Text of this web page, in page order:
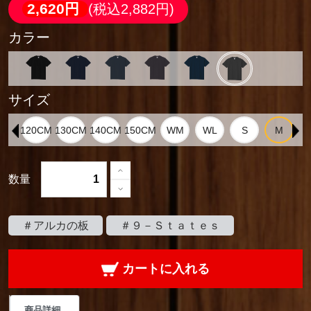
2,620円
(税込2,882円)
カラー
サイズ
数量
＃アルカの板 ＃９－Ｓｔａｔｅｓ
カートに入れる